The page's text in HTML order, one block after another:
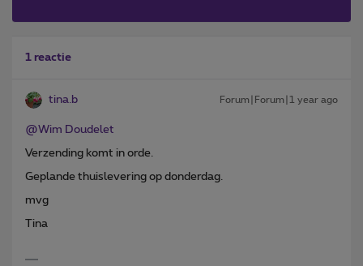
1 reactie
tina.b Forum|Forum|1 year ago
@Wim Doudelet
Verzending komt in orde.
Geplande thuislevering op donderdag.
mvg
Tina